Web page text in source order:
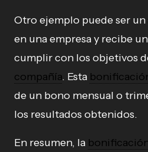
Otro ejemplo puede ser
en una empresa y recibe
cumplir con los objetivos
compañía. Esta
de un bono mensual o
los resultados obtenidos.
En resumen, la